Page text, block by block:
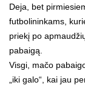
Deja, bet
futbolininkams,
priekį po
pabaigą.
Visgi, mačo
„iki galo“, kai jau